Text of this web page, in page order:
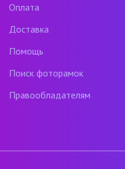
Оплата
Доставка
Помощь
Поиск фоторамок
Правообладателям